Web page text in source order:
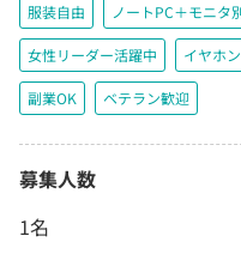
服装自由 ノートPC＋モニタ
女性リーダー活躍中 イヤホ
副業OK ベテラン歓迎
募集人数
1名